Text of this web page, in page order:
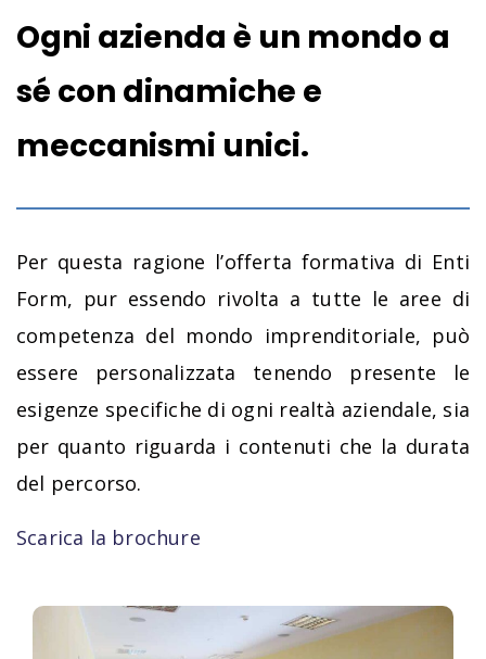
Ogni azienda è un mondo a
sé con dinamiche e
meccanismi unici.
Per questa ragione l’offerta formativa di Enti
Form, pur essendo rivolta a tutte le aree di
competenza del mondo imprenditoriale, può
essere personalizzata tenendo presente le
esigenze specifiche di ogni realtà aziendale, sia
per quanto riguarda i contenuti che la durata
del percorso.
Scarica la brochure